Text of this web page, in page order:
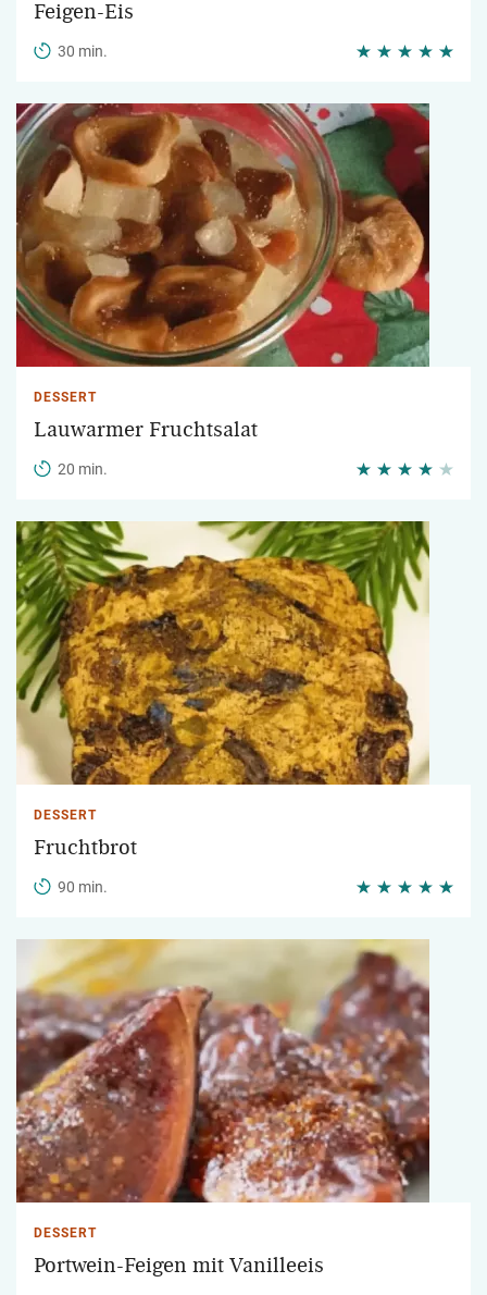
Feigen-Eis
30 min.
DESSERT
Lauwarmer Fruchtsalat
20 min.
DESSERT
Fruchtbrot
90 min.
DESSERT
Portwein-Feigen mit Vanilleeis